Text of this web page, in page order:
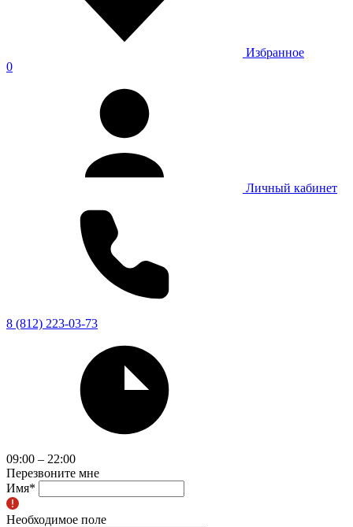
Избранное
0
Личный кабинет
8 (812) 223-03-73
09:00 – 22:00
Перезвоните мне
Имя*
Необходимое поле